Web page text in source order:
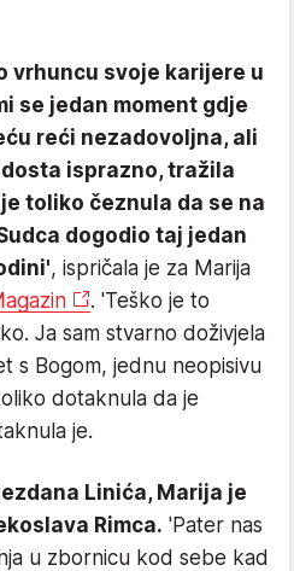
vrhuncu svoje karijere u
se jedan moment gdje
reći nezadovoljna, ali
isprazno, tražila
toliko čeznula da se na
dogodio taj jedan
, ispričala je za Marija
. 'Teško je to
Ja sam stvarno doživjela
s Bogom, jednu neopisivu
dotaknula da je
je.
Linića, Marija je
Rimca. 'Pater nas
u zbornicu kod sebe kad